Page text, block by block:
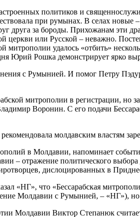
политиков и
при румынах. В селах
друга за бороды. Прихожанам эти
церкви или Русской – неважно.
удалось «отбить»
Юрий Рошка демонстрирует ярко
с Румынией. И помог Петру
митрополии в регистрации,
Воронин. С его подачи
молдавским властям
в Молдавии, напоминает
– отражение политического
дислоцированных в
«НГ», что «Бессарабская
Молдавии с Румынией, – «НГ»),
Молдавии Виктор Степанюк